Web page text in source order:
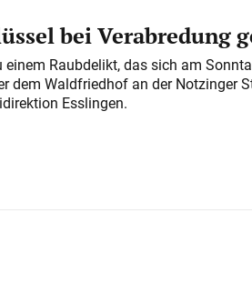
bei Verabredung
Raubdelikt, das sich am
dem Waldfriedhof an der Notzinger
Esslingen.